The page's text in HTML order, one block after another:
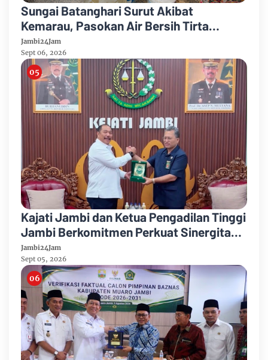
Sungai Batanghari Surut Akibat
Kemarau, Pasokan Air Bersih Tirta
Mayang Jambi Keruh
Jambi24Jam
Sept 06, 2026
Kajati Jambi dan Ketua Pengadilan Tinggi
Jambi Berkomitmen Perkuat Sinergitas
Penegakan Hukum
Jambi24Jam
Sept 05, 2026